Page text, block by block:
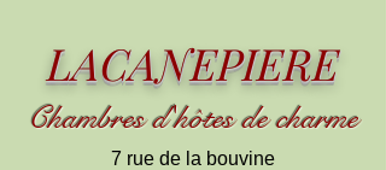
LACANEPIERE
Chambres d'hôtes de charme
7 rue de la bouvine